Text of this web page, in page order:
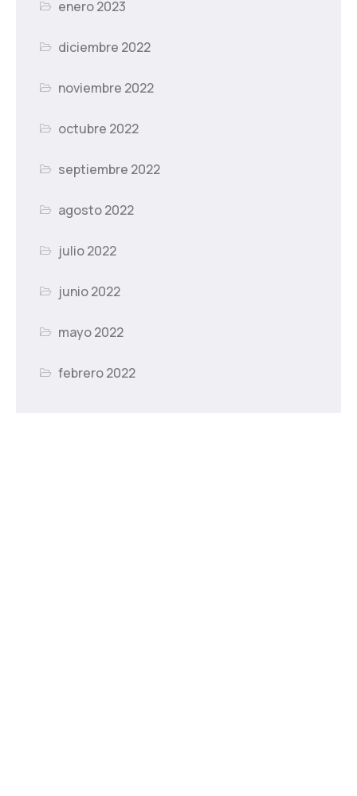
enero 2023
diciembre 2022
noviembre 2022
octubre 2022
septiembre 2022
agosto 2022
julio 2022
junio 2022
mayo 2022
febrero 2022